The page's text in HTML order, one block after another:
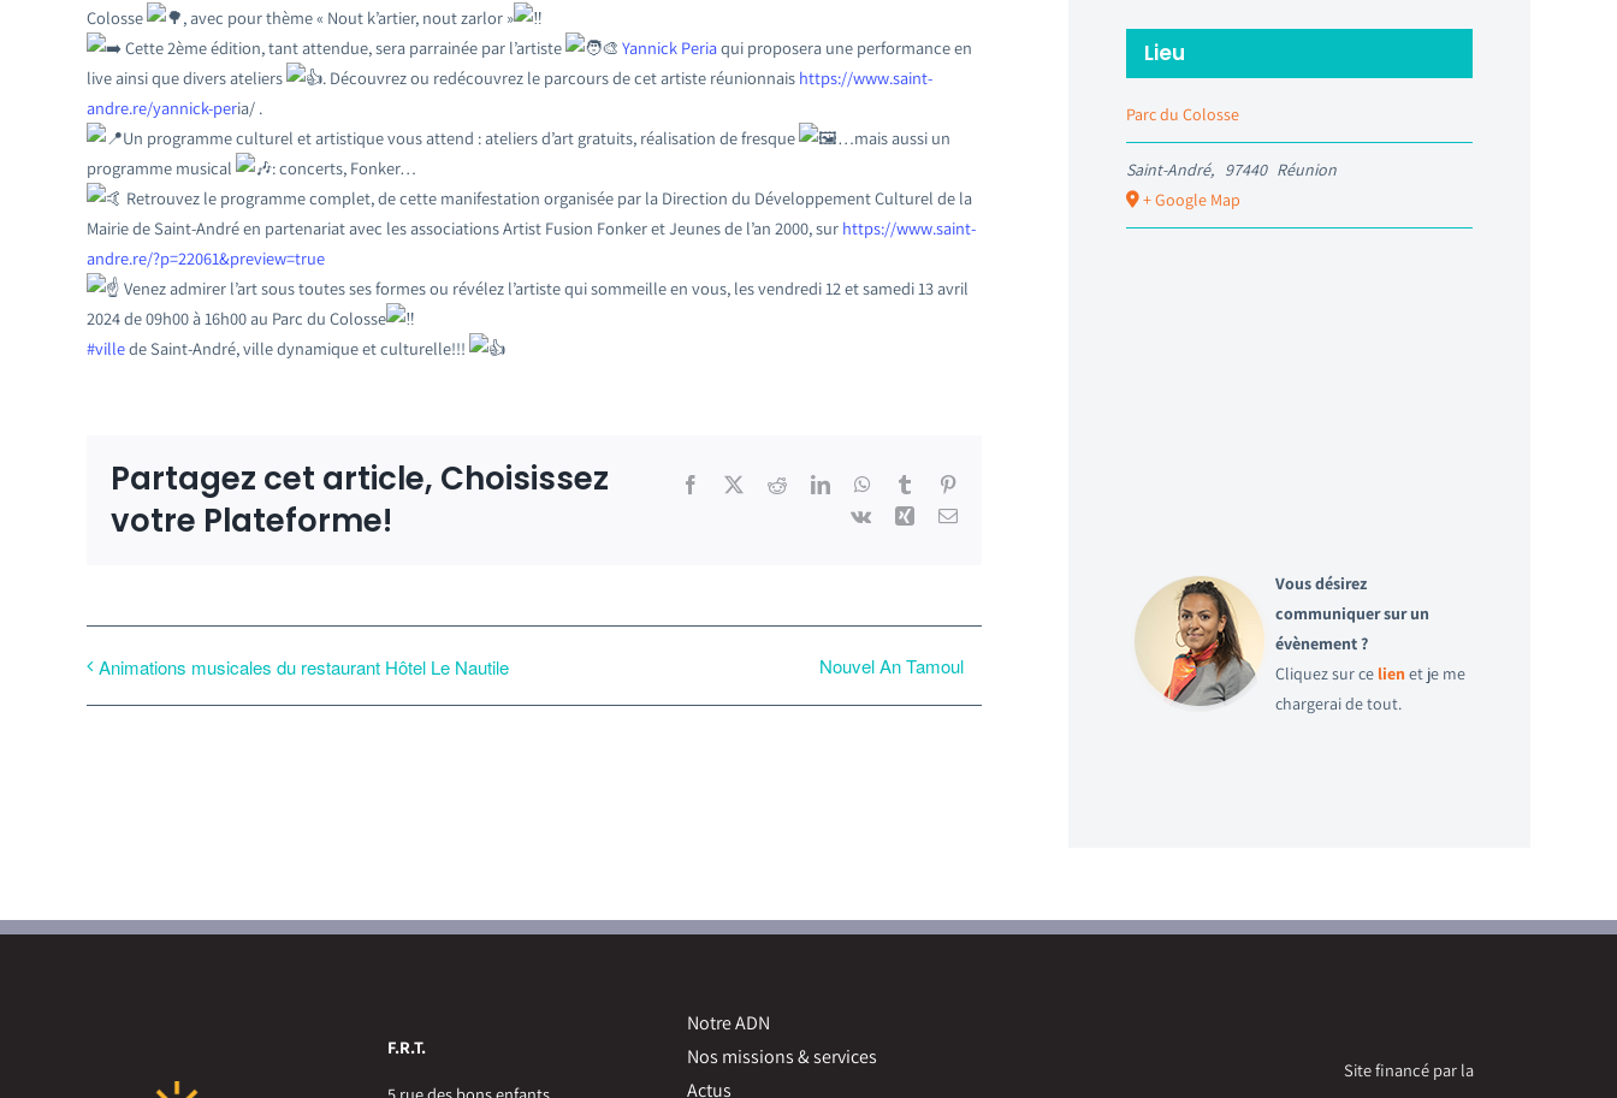
Colosse
, avec pour thème « Nout k’artier, nout zarlor »
Cette 2ème édition, tant attendue, sera parrainée par l’artiste
Yannick Periaqui proposera une performance en
live ainsi que divers ateliers
. Découvrez ou redécouvrez le parcours de cet artiste réunionnais https://www.saint-
andre.re/yannick-peria/ .
Un programme culturel et artistique vous attend : ateliers d’art gratuits, réalisation de fresque
…mais aussi un
programme musical
: concerts, Fonker…
Retrouvez le programme complet, de cette manifestation organisée par la Direction du Développement Culturel de la
Mairie de Saint-André en partenariat avec les associations Artist Fusion Fonker et Jeunes de l’an 2000, sur https://www.saint-
andre.re/?p=22061&preview=true
Venez admirer l’art sous toutes ses formes ou révélez l’artiste qui sommeille en vous, les vendredi 12 et samedi 13 avril
2024 de 09h00 à 16h00 au Parc du Colosse
#villede Saint-André, ville dynamique et culturelle!!!
Partagez cet article, Choisissez
votre Plateforme!
Facebook RedditLinkedInWhatsApp
Tumblr
Vk
Xing Email
Animations musicales du restaurant Hôtel Le Nautile Nouvel An Tamoul
Lieu
Parc du Colosse
Saint-André, 97440 Réunion
+ Google Map
Vous désirez
communiquer sur un
évènement ?
Cliquez sur ce lien et je me
chargerai de tout.
F.R.T.
Notre ADN
Nos missions & services
Actus
Site financé par la